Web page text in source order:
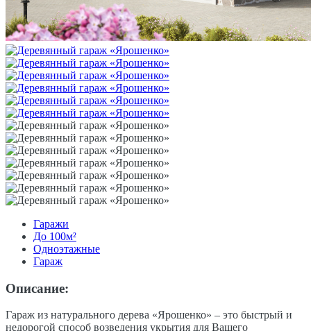
Гаражи
До 100м²
Одноэтажные
Гараж
Описание:
Гараж из натурального дерева «Ярошенко» – это быстрый и
недорогой способ возведения укрытия для Вашего